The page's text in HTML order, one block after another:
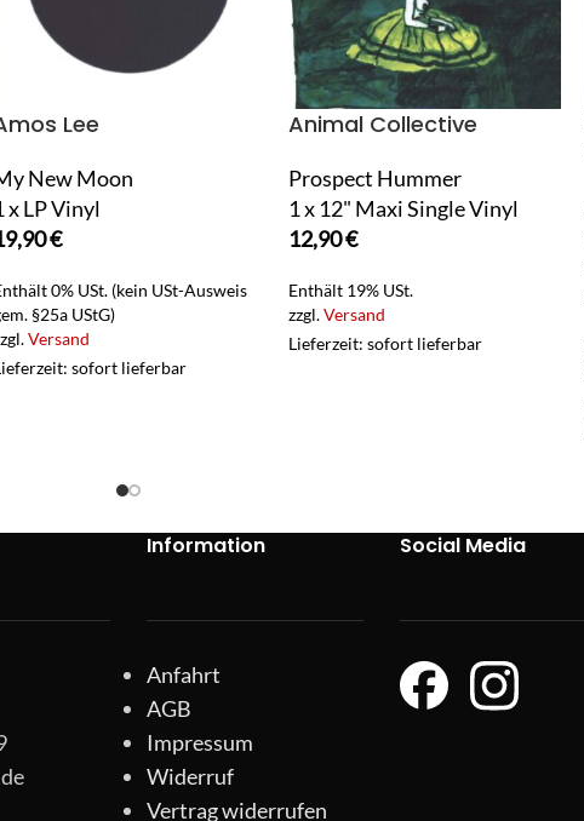
Lee
New Moon
x LP Vinyl
€
0% USt. (kein USt-Ausweis
§25a UStG)
Versand
sofort lieferbar
Animal Collective
Prospect Hummer
1 x 12" Maxi Single Vinyl
12,90€
Enthält 19% USt.
zzgl.Versand
Lieferzeit: sofort lieferbar
Information
Anfahrt
AGB
Impressum
Widerruf
Vertrag widerrufen
Social Media